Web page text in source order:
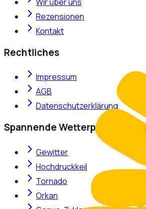
Rezensionen
Kontakt
Rechtliches
Impressum
AGB
Datenschutzerklärung
Spannende Wetterphänomene
Gewitter
Hochdruckkeil
Tornado
Orkan